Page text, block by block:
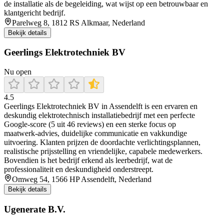
de installatie als de begeleiding, wat wijst op een betrouwbaar en
klantgericht bedrijf.
Parelweg 8, 1812 RS Alkmaar, Nederland
Bekijk details
Geerlings Elektrotechniek BV
Nu open
4.5
Geerlings Elektrotechniek BV in Assendelft is een ervaren en
deskundig elektrotechnisch installatiebedrijf met een perfecte
Google-score (5 uit 46 reviews) en een sterke focus op
maatwerk‑advies, duidelijke communicatie en vakkundige
uitvoering. Klanten prijzen de doordachte verlichtingsplannen,
realistische prijsstelling en vriendelijke, capabele medewerkers.
Bovendien is het bedrijf erkend als leerbedrijf, wat de
professionaliteit en deskundigheid onderstreept.
Omweg 54, 1566 HP Assendelft, Nederland
Bekijk details
Ugenerate B.V.